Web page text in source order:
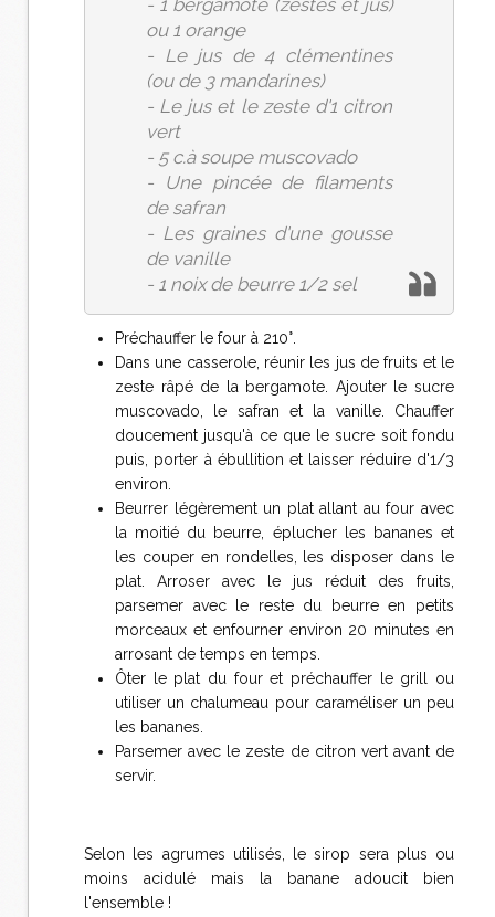
- 1 bergamote (zestes et jus)
ou 1 orange
- Le jus de 4 clémentines
(ou de 3 mandarines)
- Le jus et le zeste d'1 citron
vert
- 5 c.à soupe muscovado
- Une pincée de filaments
de safran
- Les graines d'une gousse
de vanille
- 1 noix de beurre 1/2 sel
Préchauffer le four à 210°.
Dans une casserole, réunir les jus de fruits et le
zeste râpé de la bergamote. Ajouter le sucre
muscovado, le safran et la vanille. Chauffer
doucement jusqu'à ce que le sucre soit fondu
puis, porter à ébullition et laisser réduire d'1/3
environ.
Beurrer légèrement un plat allant au four avec
la moitié du beurre, éplucher les bananes et
les couper en rondelles, les disposer dans le
plat. Arroser avec le jus réduit des fruits,
parsemer avec le reste du beurre en petits
morceaux et enfourner environ 20 minutes en
arrosant de temps en temps.
Ôter le plat du four et préchauffer le grill ou
utiliser un chalumeau pour caraméliser un peu
les bananes.
Parsemer avec le zeste de citron vert avant de
servir.
Selon les agrumes utilisés, le sirop sera plus ou
moins acidulé mais la banane adoucit bien
l'ensemble !